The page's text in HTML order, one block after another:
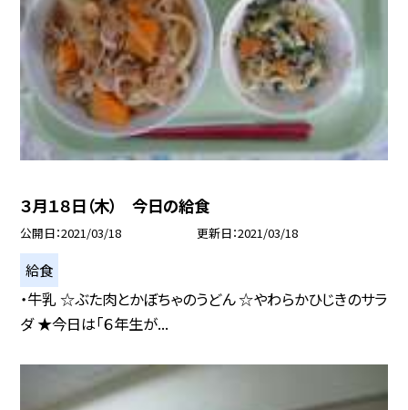
３月１８日（木） 今日の給食
公開日 2021/03/18 更新日 2021/03/18
給食
・牛乳 ☆ぶた肉とかぼちゃのうどん ☆やわらかひじきのサラ
ダ ★今日は「６年生が...